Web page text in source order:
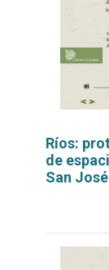
Ríos:
de
San José